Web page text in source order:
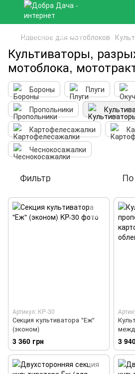
Навесное для мотоблоков
Культиваторы,
мотоблока,
Бороны Плуги
Пропольники
Картофелесажалки
Чеснокосажалки
Фильтр
Артикул: KP-30
Секция культиватора "Еж"
(эконом)
3 360 грн 3